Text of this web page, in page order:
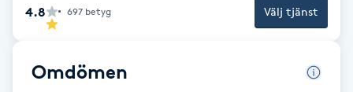
Coachning
Color correction
4.8 697 betyg Välj tjänst
Omdömen